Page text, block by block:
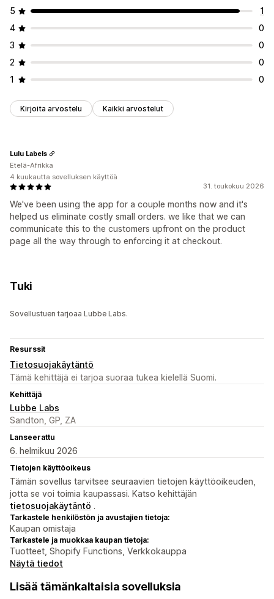
5
1
4
0
3
0
2
0
1
0
Kirjoita arvostelu Kaikki arvostelut
31. toukokuu 2026
We've been using the app for a couple months now and it's
helped us eliminate costly small orders. we like that we can
communicate this to the customers upfront on the product
page all the way through to enforcing it at checkout.
Lulu Labels
Etelä-Afrikka
4 kuukautta sovelluksen käyttöä
Tuki
Sovellustuen tarjoaa Lubbe Labs.
Resurssit
Tietosuojakäytäntö
Tämä kehittäjä ei tarjoa suoraa tukea kielellä Suomi.
Kehittäjä
Lubbe Labs
Sandton, GP, ZA
Lanseerattu
6. helmikuu 2026
Tietojen käyttöoikeus
Tämän sovellus tarvitsee seuraavien tietojen käyttöoikeuden,
jotta se voi toimia kaupassasi. Katso kehittäjän
tietosuojakäytäntö .
Tarkastele henkilöstön ja avustajien tietoja:
Kaupan omistaja
Tarkastele ja muokkaa kaupan tietoja:
Tuotteet, Shopify Functions, Verkkokauppa
Näytä tiedot
Lisää tämänkaltaisia sovelluksia